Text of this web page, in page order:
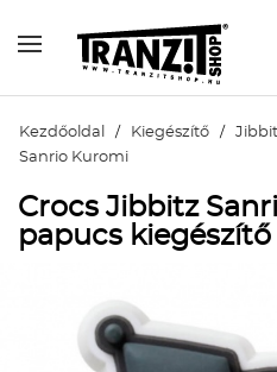
Kezdőoldal / Kiegészítő /
Sanrio Kuromi
Crocs Jibbitz
papucs kiegészítő